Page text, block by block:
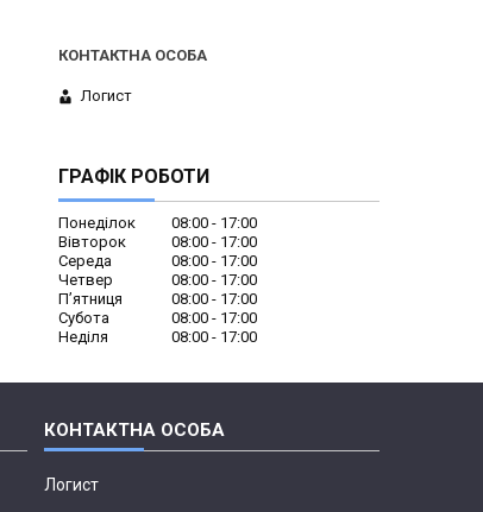
Логист
ГРАФІК РОБОТИ
Понеділок 08:00
17:00
Вівторок
08:00
17:00
Середа
08:00
17:00
Четвер
08:00
17:00
Пʼятниця
08:00
17:00
Субота
08:00
17:00
Неділя
08:00 17:00
Логист